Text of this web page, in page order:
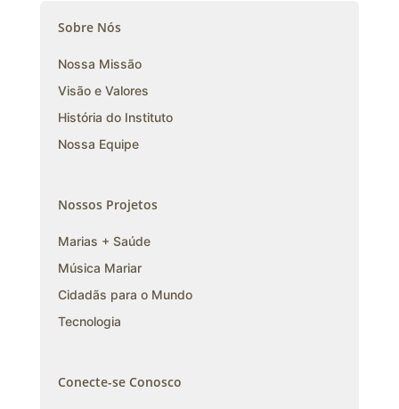
Sobre Nós
Nossa Missão
Visão e Valores
História do Instituto
Nossa Equipe
Nossos Projetos
Marias + Saúde
Música Mariar
Cidadãs para o Mundo
Tecnologia
Conecte-se Conosco